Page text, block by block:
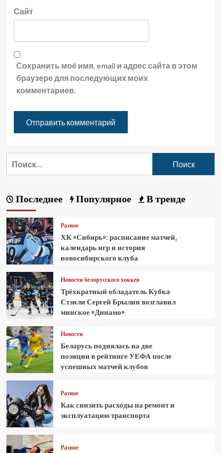
Сайт
Сохранить моё имя, email и адрес сайта в этом
браузере для последующих моих
комментариев.
Последнее Популярное В тренде
Разное
ХК «Сибирь»: расписание матчей,
календарь игр и история
новосибирского клуба
Новости белорусского хоккея
Трёхкратный обладатель Кубка
Стэнли Сергей Брылин возглавил
минское «Динамо»
Новости
Беларусь поднялась на две
позиции в рейтинге УЕФА после
успешных матчей клубов
Разное
Как снизить расходы на ремонт и
эксплуатацию транспорта
Разное